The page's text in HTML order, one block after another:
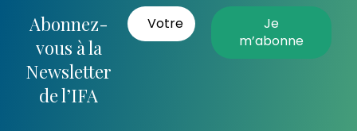
Abonnez-
vous à la
Newsletter
de l’IFA